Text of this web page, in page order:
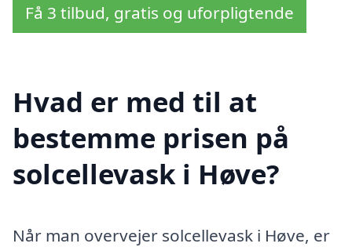
Få 3 tilbud, gratis og uforpligtende
Hvad er med til at
bestemme prisen på
solcellevask i Høve?
Når man overvejer solcellevask i Høve, er